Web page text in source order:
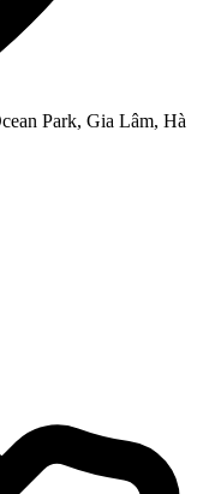
Park, Gia Lâm, Hà